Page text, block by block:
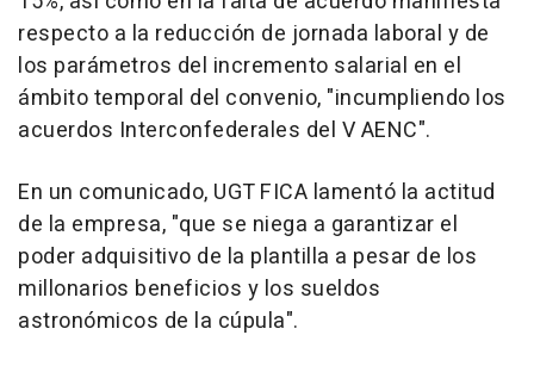
respecto a la reducción de jornada laboral y de
los parámetros del incremento salarial en el
ámbito temporal del convenio, "incumpliendo los
acuerdos Interconfederales del V AENC".
En un comunicado, UGT FICA lamentó la actitud
de la empresa, "que se niega a garantizar el
poder adquisitivo de la plantilla a pesar de los
millonarios beneficios y los sueldos
astronómicos de la cúpula".